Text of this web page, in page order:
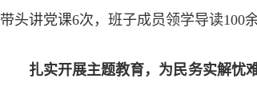
带头讲党课6次，班子成员领学导读100
扎实开展主题教育，为民务实解忧难